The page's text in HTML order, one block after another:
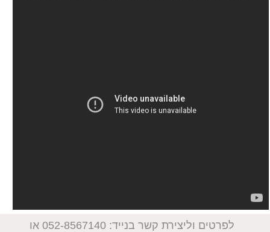
וליצירת קשר בנייד: 052-8567140
או